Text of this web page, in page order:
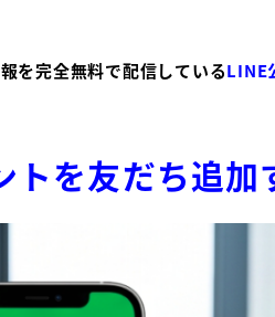
を完全無料で配信しているLINE
トを友だち追加